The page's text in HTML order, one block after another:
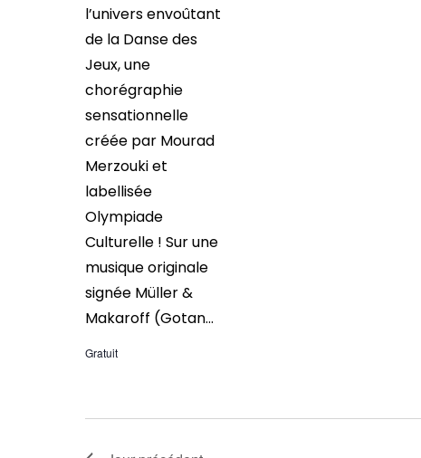
l’univers envoûtant
de la Danse des
Jeux, une
chorégraphie
sensationnelle
créée par Mourad
Merzouki et
labellisée
Olympiade
Culturelle ! Sur une
musique originale
signée Müller &
Makaroff (Gotan...
Gratuit